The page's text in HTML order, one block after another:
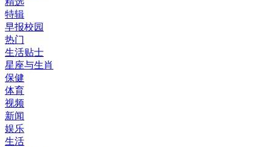
特辑
早报校园
热门
生活贴士
星座与生肖
保健
体育
视频
新闻
娱乐
生活